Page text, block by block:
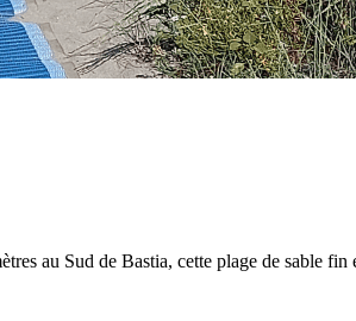
au Sud de Bastia, cette plage de sable